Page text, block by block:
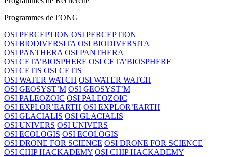
Programmes de l’ONG
OSI PERCEPTION OSI PERCEPTION
OSI BIODIVERSITA OSI BIODIVERSITA
OSI PANTHERA OSI PANTHERA
OSI CETA’BIOSPHERE OSI CETA’BIOSPHERE
OSI CETIS OSI CETIS
OSI WATER WATCH OSI WATER WATCH
OSI GEOSYST’M OSI GEOSYST’M
OSI PALEOZOIC OSI PALEOZOIC
OSI EXPLOR’EARTH OSI EXPLOR’EARTH
OSI GLACIALIS OSI GLACIALIS
OSI UNIVERS OSI UNIVERS
OSI ECOLOGIS OSI ECOLOGIS
OSI DRONE FOR SCIENCE OSI DRONE FOR SCIENCE
OSI CHIP HACKADEMY OSI CHIP HACKADEMY